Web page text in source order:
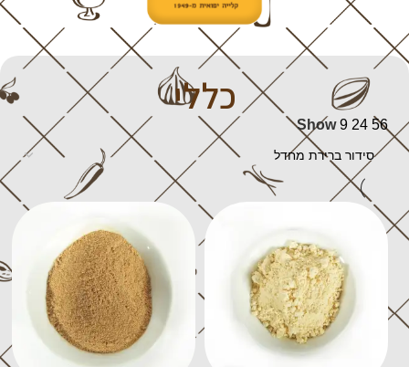
כללי
Show9 24 56